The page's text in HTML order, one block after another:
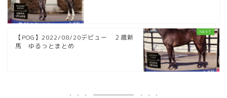
【POG】2022/08/20デビュー ２歳新
馬 ゆるっとまとめ